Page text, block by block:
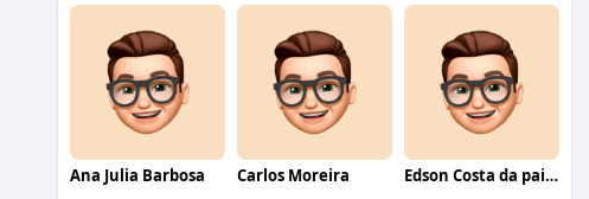
Ana Julia Barbosa Carlos Moreira Edson Costa da paixão